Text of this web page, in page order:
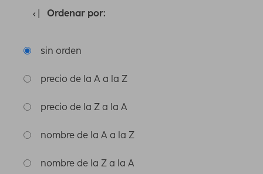
Ordenar por:
sin orden
precio de la A a la Z
precio de la Z a la A
nombre de la A a la Z
nombre de la Z a la A